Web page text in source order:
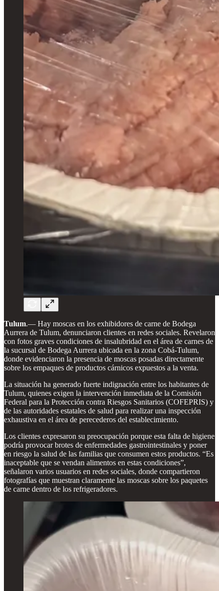
Tulum.— Hay moscas en los exhibidores de carne de Bodega
Aurrera de Tulum, denunciaron clientes en redes sociales. Revelaron
con fotos graves condiciones de insalubridad en el área de carnes de
la sucursal de Bodega Aurrera ubicada en la zona Cobá-Tulum,
donde evidenciaron la presencia de moscas posadas directamente
sobre los empaques de productos cárnicos expuestos a la venta.
La situación ha generado fuerte indignación entre los habitantes de
Tulum, quienes exigen la intervención inmediata de la Comisión
Federal para la Protección contra Riesgos Sanitarios (COFEPRIS) y
de las autoridades estatales de salud para realizar una inspección
exhaustiva en el área de perecederos del establecimiento.
Los clientes expresaron su preocupación porque esta falta de higiene
podría provocar brotes de enfermedades gastrointestinales y poner
en riesgo la salud de las familias que consumen estos productos. “Es
inaceptable que se vendan alimentos en estas condiciones”,
señalaron varios usuarios en redes sociales, donde compartieron
fotografías que muestran claramente las moscas sobre los paquetes
de carne dentro de los refrigeradores.